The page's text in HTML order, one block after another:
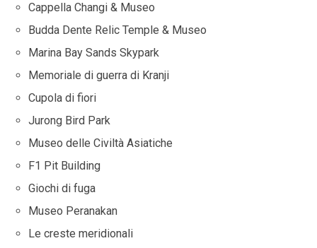
Cappella Changi & Museo
Budda Dente Relic Temple & Museo
Marina Bay Sands Skypark
Memoriale di guerra di Kranji
Cupola di fiori
Jurong Bird Park
Museo delle Civiltà Asiatiche
F1 Pit Building
Giochi di fuga
Museo Peranakan
Le creste meridionali